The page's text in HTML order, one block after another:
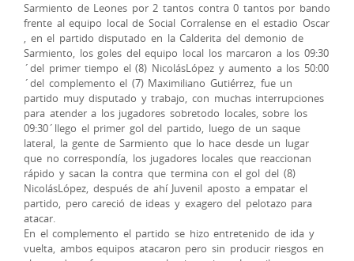
Sarmiento de Leones por 2 tantos contra 0 tantos por bando
frente al equipo local de Social Corralense en el estadio Oscar
, en el partido disputado en la Calderita del demonio de
Sarmiento, los goles del equipo local los marcaron a los 09:30
´del primer tiempo el (8) NicolásLópez y aumento a los 50:00
´del complemento el (7) Maximiliano Gutiérrez, fue un
partido muy disputado y trabajo, con muchas interrupciones
para atender a los jugadores sobretodo locales, sobre los
09:30´llego el primer gol del partido, luego de un saque
lateral, la gente de Sarmiento que lo hace desde un lugar
que no correspondía, los jugadores locales que reaccionan
rápido y sacan la contra que termina con el gol del (8)
NicolásLópez, después de ahí Juvenil aposto a empatar el
partido, pero careció de ideas y exagero del pelotazo para
atacar.
En el complemento el partido se hizo entretenido de ida y
vuelta, ambos equipos atacaron pero sin producir riesgos en